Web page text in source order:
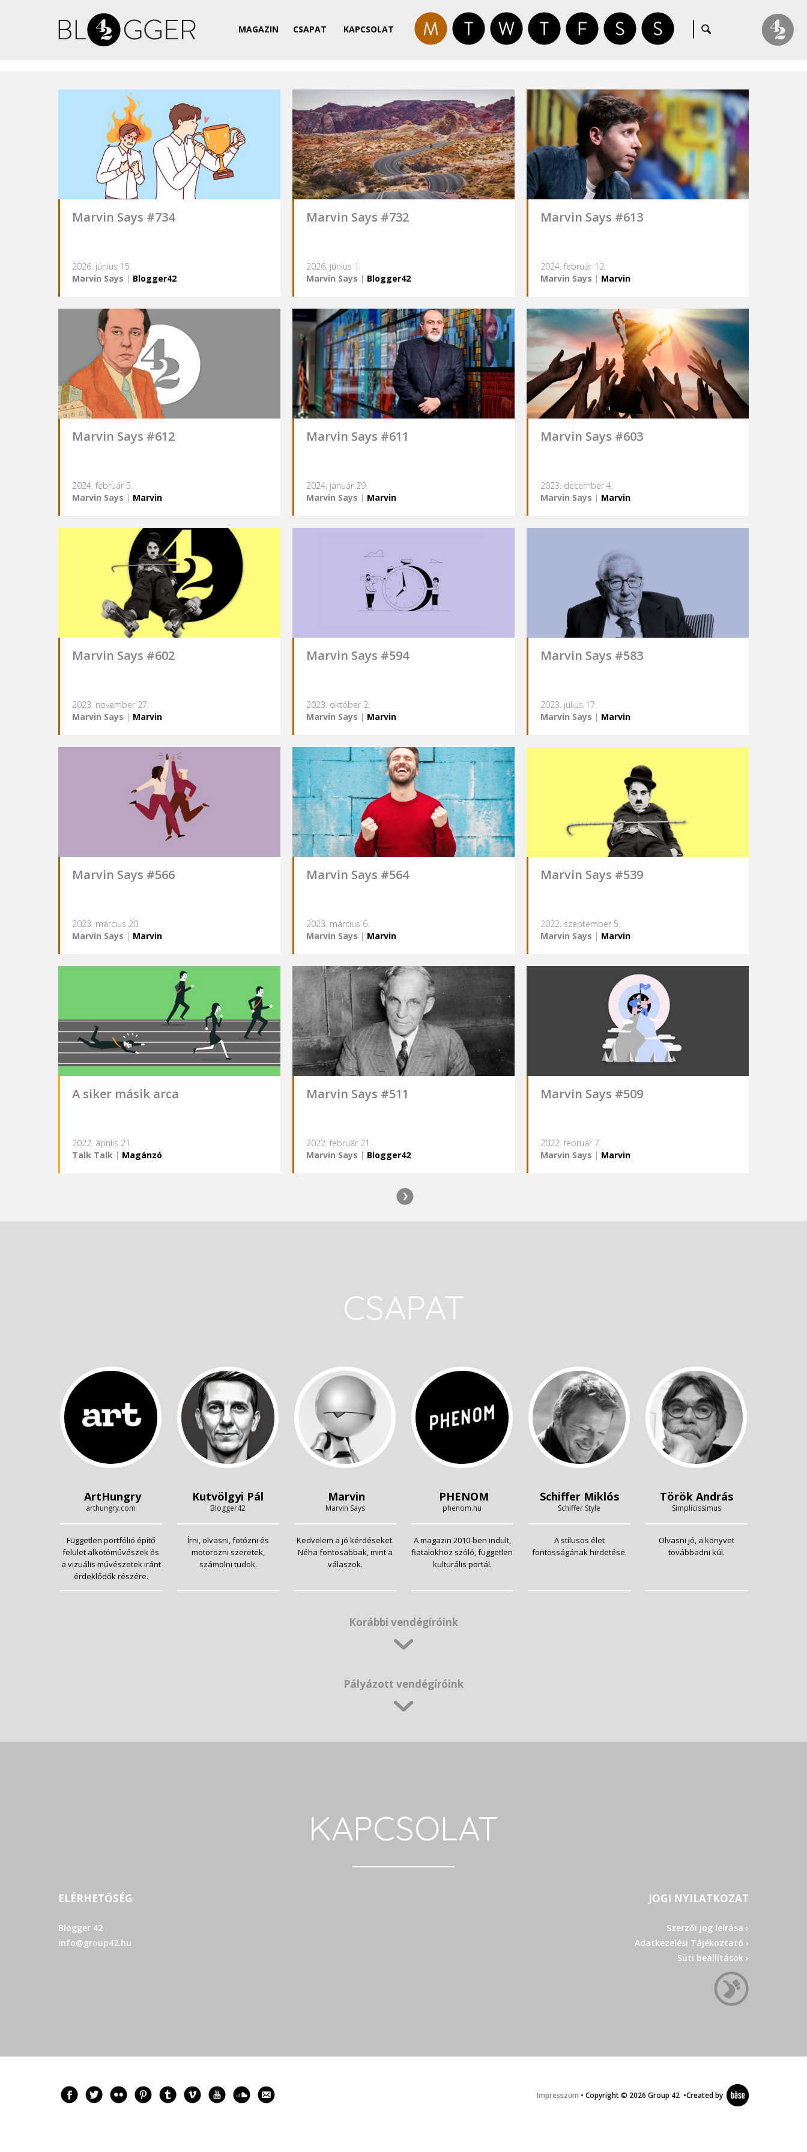
MAGAZIN CSAPAT KAPCSOLAT
Marvin Says #734
2026. június 15.
Marvin Says | Blogger42
Marvin Says #732
2026. június 1.
Marvin Says | Blogger42
Marvin Says #613
2024. február 12.
Marvin Says | Marvin
Marvin Says #612
2024. február 5.
Marvin Says | Marvin
Marvin Says #611
2024. január 29.
Marvin Says | Marvin
Marvin Says #603
2023. december 4.
Marvin Says | Marvin
Marvin Says #602
2023. november 27.
Marvin Says | Marvin
Marvin Says #594
2023. október 2.
Marvin Says | Marvin
Marvin Says #583
2023. július 17.
Marvin Says | Marvin
Marvin Says #566
2023. március 20.
Marvin Says | Marvin
Marvin Says #564
2023. március 6.
Marvin Says | Marvin
Marvin Says #539
2022. szeptember 5.
Marvin Says | Marvin
A siker másik arca
2022. április 21.
Talk Talk | Magánzó
Marvin Says #511
2022. február 21.
Marvin Says | Blogger42
Marvin Says #509
2022. február 7.
Marvin Says | Marvin
CSAPAT
ArtHungry
arthungry.com
Független portfólió építő
felület alkotóművészek és
a vizuális művészetek iránt
érdeklődők részére.
Kutvölgyi Pál
Blogger42
Írni, olvasni, fotózni és
motorozni szeretek,
számolni tudok.
Marvin
Marvin Says
Kedvelem a jó kérdéseket.
Néha fontosabbak, mint a
válaszok.
PHENOM
phenom.hu
A magazin 2010-ben indult,
fiatalokhoz szóló, független
kulturális portál.
Schiffer Miklós
Schiffer Style
A stílusos élet
fontosságának hirdetése.
Török András
Simplicissimus
Olvasni jó, a könyvet
továbbadni kúl.
Korábbi vendégíróink
Pályázott vendégíróink
KAPCSOLAT
ELÉRHETŐSÉG
Blogger 42
info@group42.hu
JOGI NYILATKOZAT
Szerzői jog leírása ›
Adatkezelési Tájékoztató ›
Süti beállítások ›
Impresszum • Copyright © 2026 Group 42 •Created by